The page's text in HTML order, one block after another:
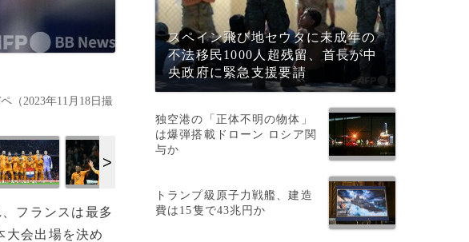
（2023年11月18日撮
フランスは最多
大会出場を決め
スペイン飛び地セウタに未成年の
不法移民1000人超残留、首長が中
央政府に緊急支援要請
独空港の「正体不明の物体」
は爆弾搭載ドローン ロシア関
与か
トランプ級原子力戦艦、建造
費は15隻で43兆円か